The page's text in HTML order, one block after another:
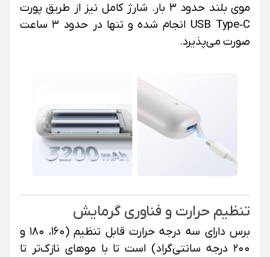
موی بلند حدود ۳ بار
.شارژ کامل نیز از طریق پورت
USB Type‑C انجام شده و تنها در حدود ۳ ساعت
صورت می‌پذیرد.
تنظیم حرارت و فناوری گرمایش
برس دارای سه درجه حرارت قابل تنظیم (۱۶۰، ۱۸۰ و
۲۰۰ درجه سانتی‌گراد) است تا با موهای نازک‌تر تا